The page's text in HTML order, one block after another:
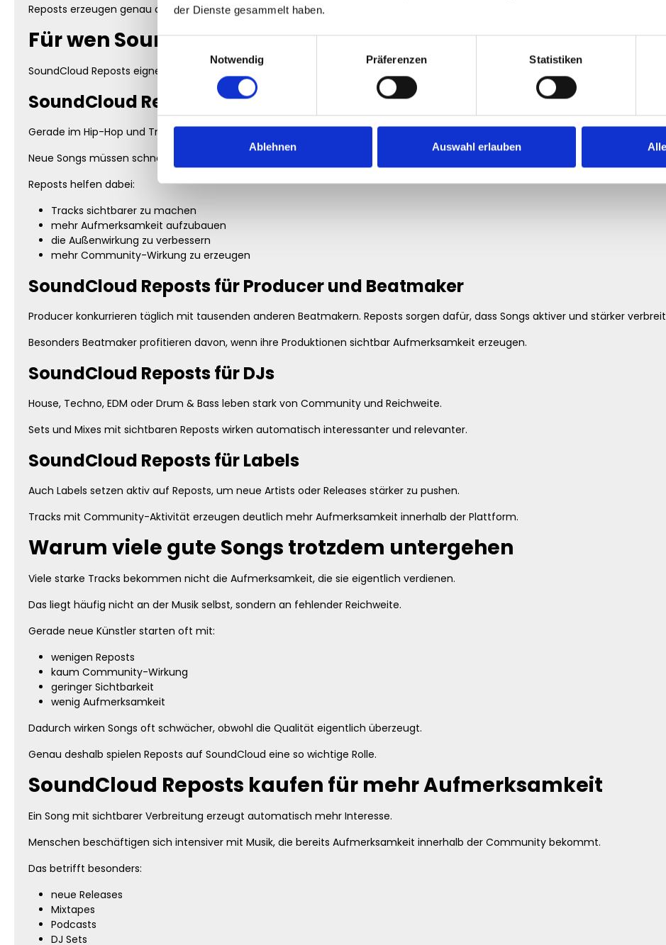
der Dienste gesammelt haben.
Notwendig
Präferenzen Statistiken
Ablehnen Auswahl erlauben
Reposts erzeugen genau die Art von Aufmerksamkeit, die auf SoundCloud extrem wichtig ist.
Für wen SoundCloud Reposts sinnvoll sind
SoundCloud Reposts eignen sich für viele verschiedene Arten von Künstlern und Musikprojekten.
SoundCloud Reposts für Rapper
Gerade im Hip-Hop und Trap Bereich spielt Reichweite eine enorme Rolle.
Neue Songs müssen schnell Aufmerksamkeit erzeugen, um nicht direkt unterzugehen.
Reposts helfen dabei:
Tracks sichtbarer zu machen
mehr Aufmerksamkeit aufzubauen
die Außenwirkung zu verbessern
mehr Community-Wirkung zu erzeugen
SoundCloud Reposts für Producer und Beatmaker
Producer konkurrieren täglich mit tausenden anderen Beatmakern. Reposts sorgen dafür, dass Songs aktiver und stärker
Besonders Beatmaker profitieren davon, wenn ihre Produktionen sichtbar Aufmerksamkeit erzeugen.
SoundCloud Reposts für DJs
House, Techno, EDM oder Drum & Bass leben stark von Community und Reichweite.
Sets und Mixes mit sichtbaren Reposts wirken automatisch interessanter und relevanter.
SoundCloud Reposts für Labels
Auch Labels setzen aktiv auf Reposts, um neue Artists oder Releases stärker zu pushen.
Tracks mit Community-Aktivität erzeugen deutlich mehr Aufmerksamkeit innerhalb der Plattform.
Warum viele gute Songs trotzdem untergehen
Viele starke Tracks bekommen nicht die Aufmerksamkeit, die sie eigentlich verdienen.
Das liegt häufig nicht an der Musik selbst, sondern an fehlender Reichweite.
Gerade neue Künstler starten oft mit:
wenigen Reposts
kaum Community-Wirkung
geringer Sichtbarkeit
wenig Aufmerksamkeit
Dadurch wirken Songs oft schwächer, obwohl die Qualität eigentlich überzeugt.
Genau deshalb spielen Reposts auf SoundCloud eine so wichtige Rolle.
SoundCloud Reposts kaufen für mehr Aufmerksamkeit
Ein Song mit sichtbarer Verbreitung erzeugt automatisch mehr Interesse.
Menschen beschäftigen sich intensiver mit Musik, die bereits Aufmerksamkeit innerhalb der Community bekommt.
Das betrifft besonders:
neue Releases
Mixtapes
Podcasts
DJ Sets